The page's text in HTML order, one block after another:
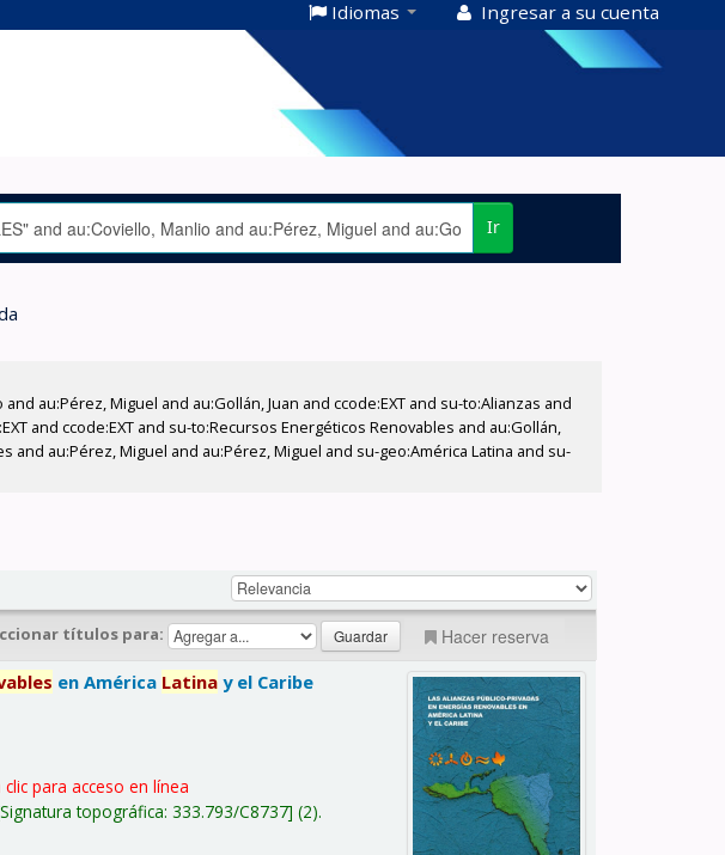
Idiomas Ingresar a su cuenta
Ir
au:Pérez, Miguel and au:Gollán, Juan and ccode:EXT and su-to:Alianzas and
and ccode:EXT and su-to:Recursos Energéticos Renovables and au:Gollán,
and au:Pérez, Miguel and au:Pérez, Miguel and su-geo:América Latina and su-
títulos para: Hacer reserva
en América Latina y el Caribe
clic para acceso en línea
Signatura topográfica:333.793/C8737 (2).